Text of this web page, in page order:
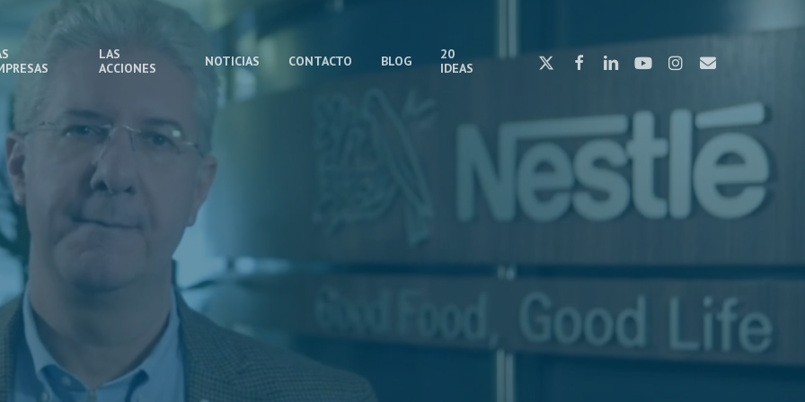
LAS
ACCIONES
NOTICIAS CONTACTO BLOG
20
IDEAS
x-
facebooklinkedinyoutubeinstagram
email